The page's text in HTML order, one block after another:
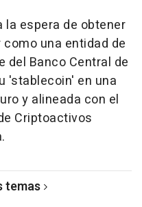
la espera de obtener
una entidad de
del Banco Central de
'stablecoin' en una
y alineada con el
Criptoactivos
temas